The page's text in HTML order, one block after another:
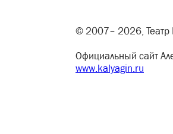
© 2007– 2026, Театр
Официальный сайт
www.kalyagin.ru